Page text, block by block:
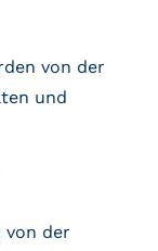
von der
und
von der